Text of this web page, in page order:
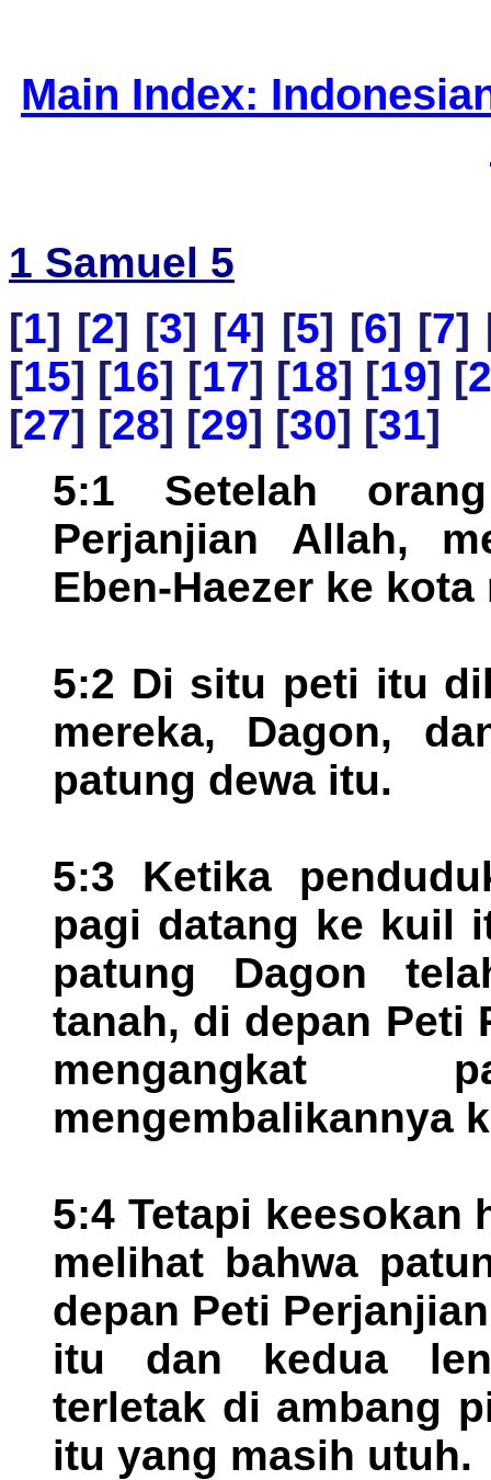
Main Index:
1 Samuel 5
[1] [2] [3] [4] [5] [6] [7]
[15] [16] [17] [18] [19] [
[27] [28] [29] [30] [31]
5:1 Setelah
Perjanjian Allah,
Eben-Haezer ke
5:2 Di situ peti itu
mereka, Dagon,
patung dewa itu.
5:3 Ketika
pagi datang ke kuil
patung Dagon
tanah, di depan Peti
mengembalikannya
5:4 Tetapi keesokan
melihat bahwa
depan Peti
itu dan kedua
terletak di ambang
itu yang masih utuh.